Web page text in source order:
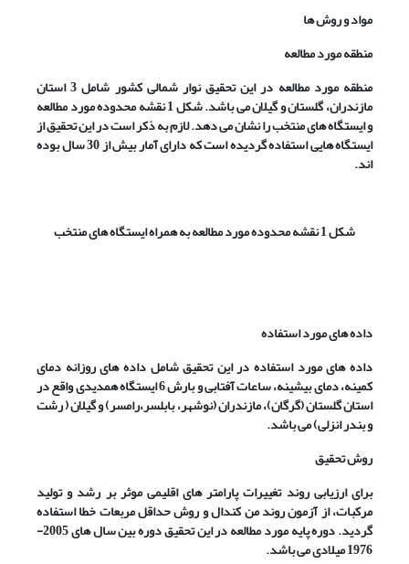
مواد و روش ها
منطقه مورد مطالعه
منطقه مورد مطالعه در این تحقیق نوار شمالی کشور شامل 3 استان
مازندران، گلستان و گیلان می باشد. شکل 1 نقشه محدوده مورد مطالعه
و ایستگاه های منتخب را نشان می دهد. لازم به ذکر است در این تحقیق از
ایستگاه هایی استفاده گردیده است که دارای آمار بیش از 30 سال بوده
اند.
شکل 1 نقشه محدوده مورد مطالعه به همراه ایستگاه های منتخب
داده های مورد استفاده
داده های مورد استفاده در این تحقیق شامل داده های روزانه دمای
کمینه، دمای بیشینه، ساعات آفتابی و بارش 6 ایستگاه همدیدی واقع در
استان گلستان (گرگان)، مازندران (نوشهر، بابلسر،رامسر) و گیلان ( رشت
و بندر انزلی) می باشد.
روش تحقیق
برای ارزیابی روند تغییرات پارامتر های اقلیمی موثر بر رشد و تولید
مرکبات، از آزمون روند من کندال و روش حداقل مربعات خطا استفاده
گردید. دوره پایه مورد مطالعه در این تحقیق دوره بین سال های 2005-
1976 میلادی می باشد.